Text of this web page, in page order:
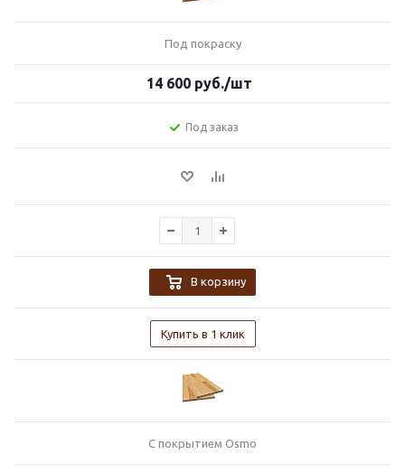
Под покраску
14 600 руб./шт
Под заказ
В корзину
Купить в 1 клик
С покрытием Osmo